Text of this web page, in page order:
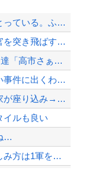
死去した有名作家の遺作が予約開始、すると『信じられない問い合わせがあった』と書店...
【言葉狩り】「ママ応援」が炎上して謝罪…もう何も言えない
【悲報】 有吉、一般人に「ド正論」を叩きつけて炎上ｗｗｗｗｗｗｗｗ
【配信者】「金バエ」のSNS更新が1週間途絶え、様々な憶測が飛び交う。1週間ぶり...
【緊急速報】NYで警官が黒人男性の首を絞め、暴動第二波不可避へ
by livedoor 相互RSS
冷凍庫パンパン問題がずっと付きまとっている。ふるさと納税も頼みたいけれど入れる場...
【動画】名古屋栄で不良外人が警察官を突き飛ばす。逮捕しろやｗｗｗ
【ひろゆき他】Xのインフルエンサー達「高市さぁ、為替介入で我々の税金11兆円が消...
橋本環奈さん、撮影中にとんでもない事件に出くわす…警察も出動
【動画】原爆の日に今年も極左活動家が座り込み→県警に強制排除される動画が話題に
イルも良い
…
サカナクション山口さん「中日の楽しみ方は1軍をファーム戦として見る。勝敗じゃない...